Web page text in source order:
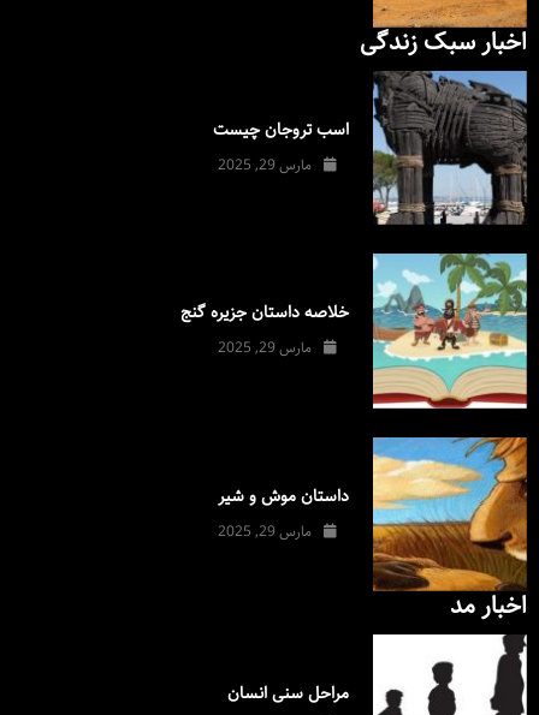
اخبار سبک زندگی
اسب تروجان چیست
مارس 29, 2025
خلاصه داستان جزیره گنج
مارس 29, 2025
داستان موش و شیر
مارس 29, 2025
اخبار مد
مراحل سنی انسان